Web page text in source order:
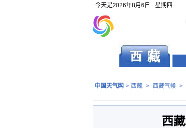
今天是2026年8月6日 星期四
中国天气网 > 西藏 > 西藏气候 >
西